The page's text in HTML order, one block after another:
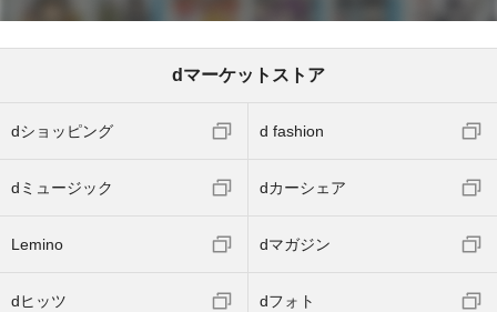
dマーケットストア
dショッピング d fashion
dミュージック dカーシェア
Lemino dマガジン
dヒッツ dフォト